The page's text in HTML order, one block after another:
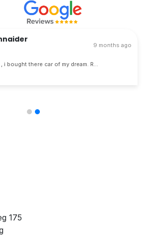
9 months ago
i bought there car of my dream. R...
175